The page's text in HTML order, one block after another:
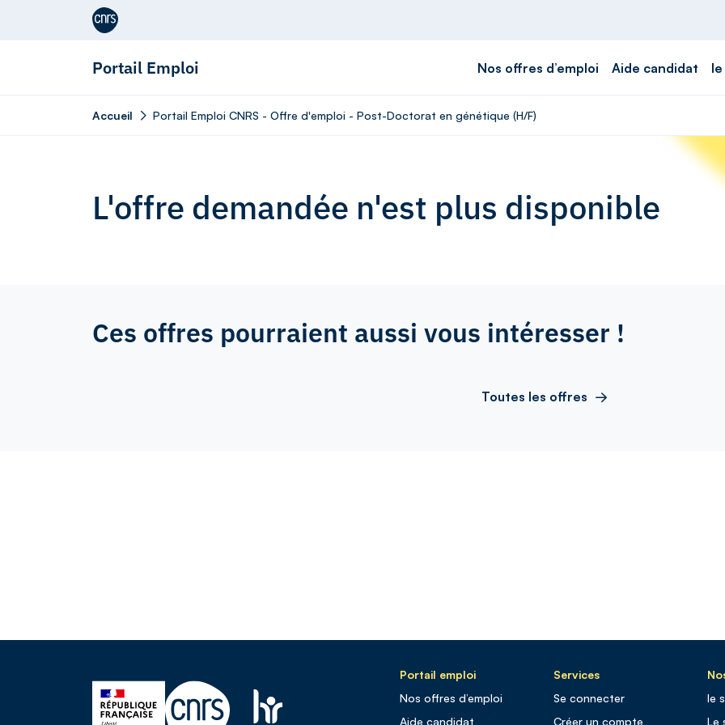
Aller au contenu
Portail Emploi Nos offres d’emploi Aide candidat
Accueil Portail Emploi CNRS - Offre d'emploi - Post-Doctorat en génétique (H/F)
L'offre demandée n'est plus disponible
Ces offres pourraient aussi vous intéresser !
Toutes les offres
Portail emploi
Nos offres d’emploi
Aide candidat
Services
Se connecter
Créer un compte
le
Le